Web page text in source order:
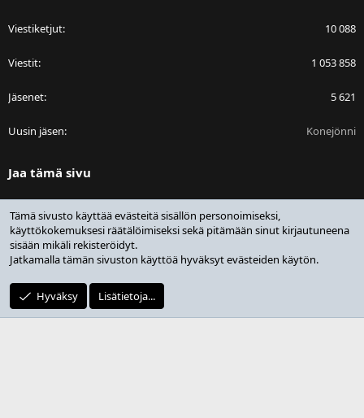
Viestiketjut 10 088
Viestit 1 053 858
Jäsenet 5 621
Uusin jäsen Konejönni
Jaa tämä sivu
Community platform by XenForo® © 2010-2025 XenForo Ltd.
Design by:Pixel Exit
Media embeds via s9e/MediaSites
Tämä sivusto käyttää evästeitä sisällön personoimiseksi,
käyttökokemuksesi räätälöimiseksi sekä pitämään sinut kirjautuneena
sisään mikäli rekisteröidyt.
Jatkamalla tämän sivuston käyttöä hyväksyt evästeiden käytön.
Hyväksy Lisätietoja...